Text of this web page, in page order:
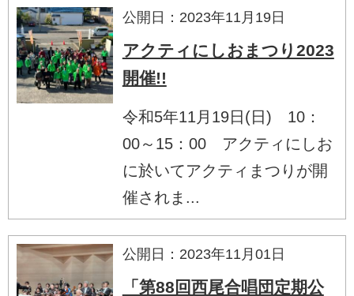
公開日：2023年11月19日
アクティにしおまつり2023
開催!!
令和5年11月19日(日) 10：
00～15：00 アクティにしお
に於いてアクティまつりが開
催されま...
公開日：2023年11月01日
「第88回西尾合唱団定期公